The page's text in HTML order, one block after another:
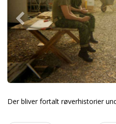
Der bliver fortalt røverhistorier